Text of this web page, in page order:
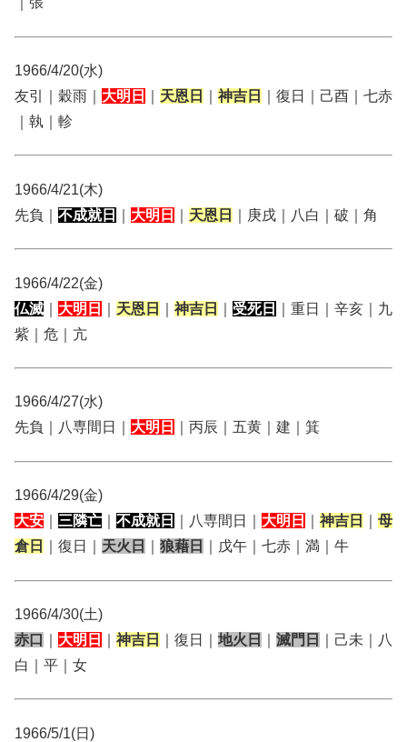
1966/4/20(水)
友引｜穀雨｜ 大明日 天恩日 神吉日
｜復日｜己酉｜七赤
｜執｜軫
1966/4/21(木)
先負｜ 不成就日 大明日 天恩日 ｜庚戌｜八白｜破｜角
1966/4/22(金)
仏滅
大明日 天恩日 神吉日 受死日
｜重日｜辛亥｜九
紫｜危｜亢
1966/4/27(水)
先負｜八専間日｜ 大明日 ｜丙辰｜五黄｜建｜箕
1966/4/29(金)
大安
三隣亡 不成就日 ｜八専間日｜ 大明日 神吉日
母
倉日
｜復日｜ 天火日 狼藉日 ｜戊午｜七赤｜満｜牛
1966/4/30(土)
赤口
大明日 神吉日 ｜復日｜ 地火日 滅門日
｜己未｜八
白｜平｜女
1966/5/1(日)